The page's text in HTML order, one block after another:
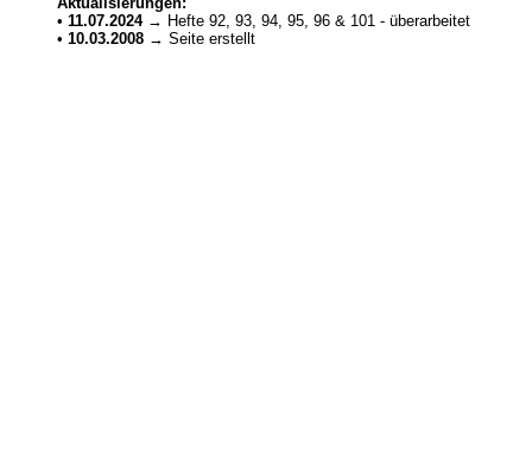
• 11.07.2024→ Hefte 92, 93, 94, 95, 96 & 101 - überarbeitet
• 10.03.2008 → Seite erstellt